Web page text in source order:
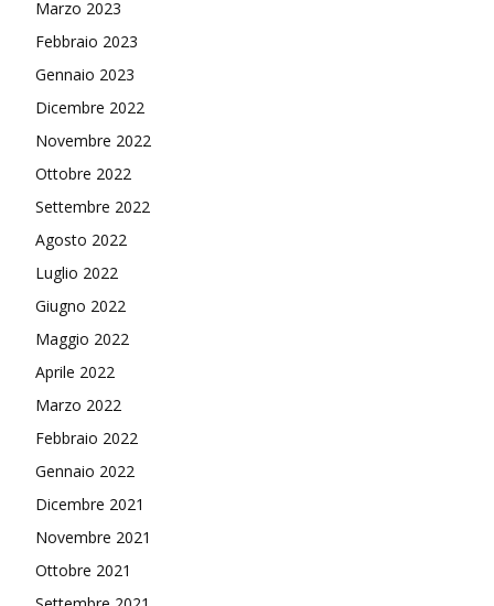
Marzo 2023
Febbraio 2023
Gennaio 2023
Dicembre 2022
Novembre 2022
Ottobre 2022
Settembre 2022
Agosto 2022
Luglio 2022
Giugno 2022
Maggio 2022
Aprile 2022
Marzo 2022
Febbraio 2022
Gennaio 2022
Dicembre 2021
Novembre 2021
Ottobre 2021